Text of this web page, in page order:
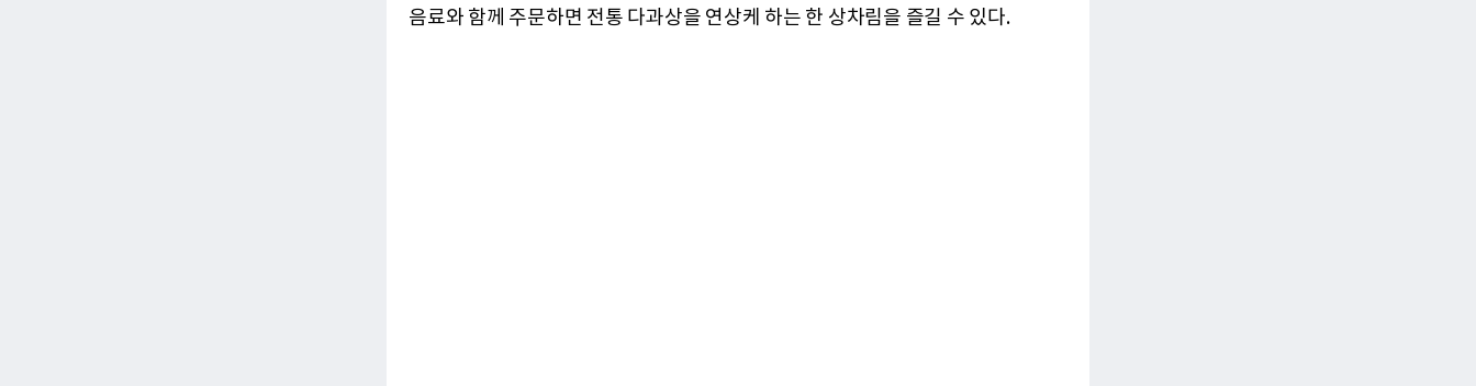
음료와 함께 주문하면 전통 다과상을 연상케 하는 한 상차림을 즐길 수 있다.